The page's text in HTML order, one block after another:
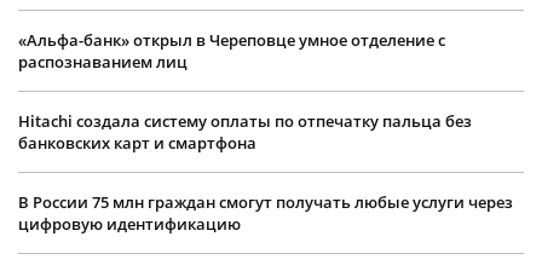
«Альфа-банк» открыл в Череповце умное отделение с
распознаванием лиц
Hitachi создала систему оплаты по отпечатку пальца без
банковских карт и смартфона
В России 75 млн граждан смогут получать любые услуги через
цифровую идентификацию